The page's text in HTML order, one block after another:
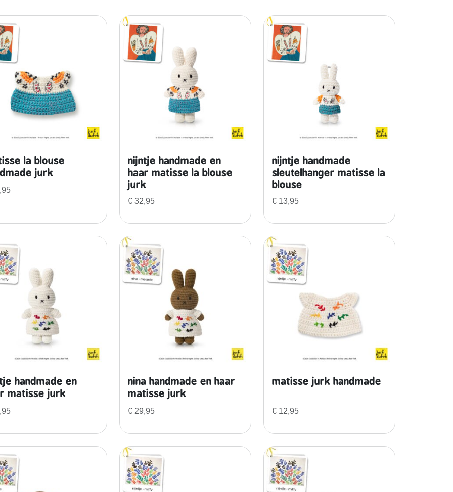
la blouse
jurk
nijntje handmade en
haar matisse la blouse
jurk
€32,95
nijntje handmade
sleutelhanger matisse la
blouse
€13,95
handmade en
matisse jurk
nina handmade en haar
matisse jurk
€29,95
matisse jurk handmade
€12,95